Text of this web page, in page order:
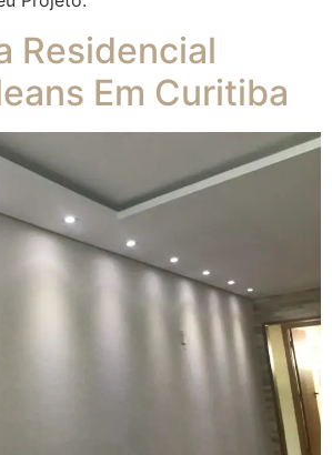
Residencial
Em Curitiba